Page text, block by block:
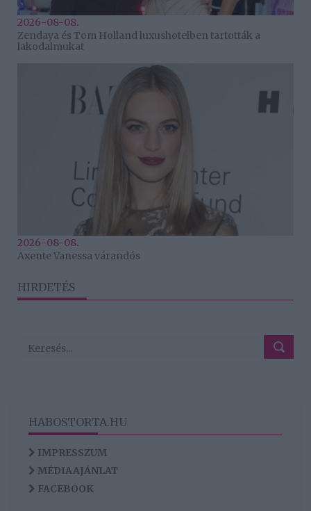
2026-08-08.
Zendaya és Tom Holland luxushotelben tartották a
lakodalmukat
2026-08-08.
Axente Vanessa várandós
HIRDETÉS
HABOSTORTA.HU
IMPRESSZUM
MÉDIAAJÁNLAT
FACEBOOK